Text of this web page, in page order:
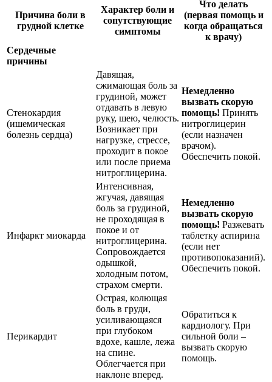
Причина боли в
грудной клетке
Характер боли и
сопутствующие
симптомы
Что делать
(первая помощь и
когда обращаться
к врачу)
Сердечные
причины
Стенокардия
(ишемическая
болезнь сердца)
Давящая,
сжимающая боль за
грудиной, может
отдавать в левую
руку, шею, челюсть.
Возникает при
нагрузке, стрессе,
проходит в покое
или после приема
нитроглицерина.
Немедленно
вызвать скорую
помощь! Принять
нитроглицерин
(если назначен
врачом).
Обеспечить покой.
Инфаркт миокарда
Интенсивная,
жгучая, давящая
боль за грудиной,
не проходящая в
покое и от
нитроглицерина.
Сопровождается
одышкой,
холодным потом,
страхом смерти.
Немедленно
вызвать скорую
помощь! Разжевать
таблетку аспирина
(если нет
противопоказаний).
Обеспечить покой.
Перикардит
Острая, колющая
боль в груди,
усиливающаяся
при глубоком
вдохе, кашле, лежа
на спине.
Облегчается при
наклоне вперед.
Обратиться к
кардиологу. При
сильной боли –
вызвать скорую
помощь.